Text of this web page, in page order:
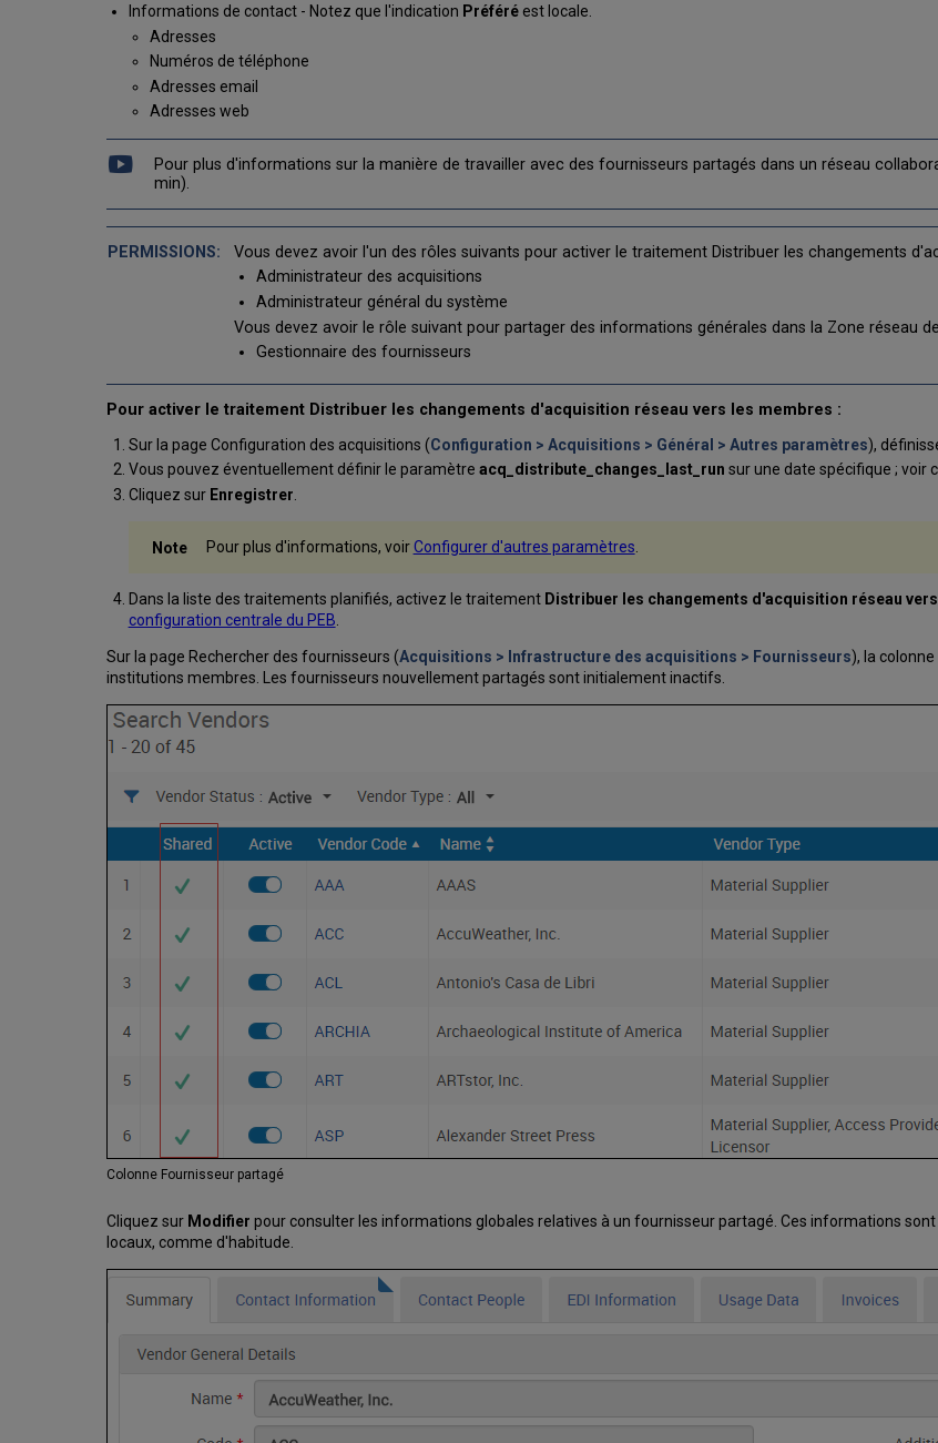
Informations de contact - Notez que l'indication Préféréest locale.
Adresses
Numéros de téléphone
Adresses email
Adresses web
Pour plus d'informations sur la manière de travailler avec des fournisseurs partagés dans un réseau
min).
Vous devez avoir l'un des rôles suivants pour activer le traitement Distribuer les changements
Administrateur des acquisitions
Administrateur général du système
Vous devez avoir le rôle suivant pour partager des informations générales dans la Zone réseau
Gestionnaire des fournisseurs
Pour activer le traitement Distribuer les changements d'acquisition réseau vers les membres :
Sur la page Configuration des acquisitions (Configuration > Acquisitions > Général > Autres paramètres),
Vous pouvez éventuellement définir le paramètre acq_distribute_changes_last_run sur une date spécifique ; voir
Cliquez sur Enregistrer
Pour plus d'informations, voirConfigurer d'autres paramètres
Dans la liste des traitements planifiés, activez le traitement Distribuer les changements d'acquisition réseau
configuration centrale du PEB
Sur la page Rechercher des fournisseurs (Acquisitions > Infrastructure des acquisitions > Fournisseurs), la colonne
institutions membres. Les fournisseurs nouvellement partagés sont initialement inactifs.
Colonne Fournisseur partagé
Cliquez sur Modifier pour consulter les informations globales relatives à un fournisseur partagé. Ces informations
locaux, comme d'habitude.